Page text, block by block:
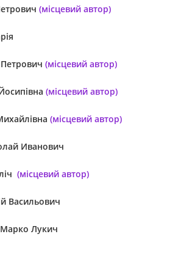
(місцевий автор)
(місцевий автор)
(місцевий автор)
(місцевий автор)
Иванович
(місцевий автор)
Васильович
Лукич